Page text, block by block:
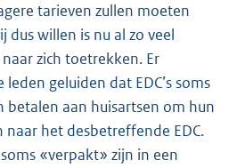
tarieven zullen moeten
dus willen is nu al zo veel
zich toetrekken. Er
geluiden dat EDC’s soms
betalen aan huisartsen om hun
het desbetreffende EDC.
«verpakt» zijn in een